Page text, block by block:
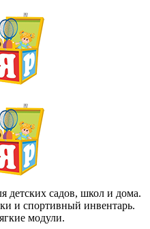
детских садов, школ и дома.
и спортивный инвентарь.
модули.